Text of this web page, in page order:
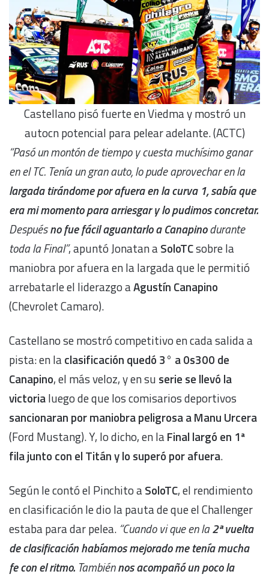
Castellano pisó fuerte en Viedma y mostró un
autocn potencial para pelear adelante. (ACTC)
“Pasó un montón de tiempo y cuesta muchísimo ganar
en el TC. Tenía un gran auto, lo pude aprovechar en la
largada tirándome por afuera en la curva 1, sabía que
era mi momento para arriesgar y lo pudimos concretar.
Despuésno fue fácil aguantarlo a Canapinodurante
toda la Final”, apuntó Jonatan aSoloTCsobre la
maniobra por afuera en la largada que le permitió
arrebatarle el liderazgo aAgustín Canapino
(Chevrolet Camaro).
Castellano se mostró competitivo en cada salida a
pista: en laclasificación quedó 3° a 0s300 de
Canapino, el más veloz, y en su serie se llevó la
victorialuego de que los comisarios deportivos
sancionaran por maniobra peligrosa a Manu Urcera
(Ford Mustang). Y, lo dicho, en laFinal largó en 1ª
fila junto con el Titán y lo superó por afuera.
Según le contó el Pinchito aSoloTC, el rendimiento
en clasificación le dio la pauta de que el Challenger
estaba para dar pelea. “Cuando vi que en la2ª vuelta
de clasificación habíamos mejorado me tenía mucha
fe con el ritmo. Tambiénnos acompañó un poco la